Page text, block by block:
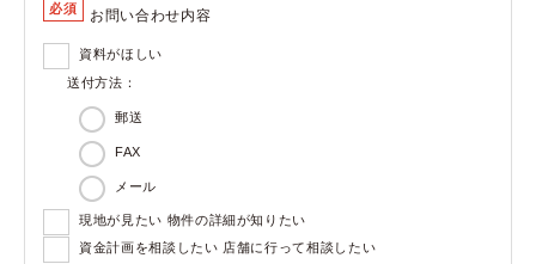
必須 お問い合わせ内容
資料がほしい
送付方法：
郵送
FAX
メール
現地が見たい 物件の詳細が知りたい
資金計画を相談したい 店舗に行って相談したい